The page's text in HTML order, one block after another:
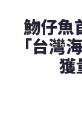
魩仔魚
「台灣
獲